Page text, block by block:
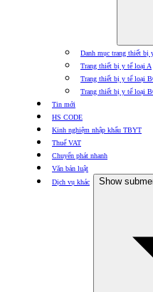
Danh mục trang thiết bị
Trang thiết bị y tế loại A
Trang thiết bị y tế loại
Trang thiết bị y tế loại
Tin mới
HS CODE
Kinh nghiệm nhập khẩu TBYT
Thuế VAT
Chuyển phát nhanh
Văn bản luật
Dịch vụ khác
Show